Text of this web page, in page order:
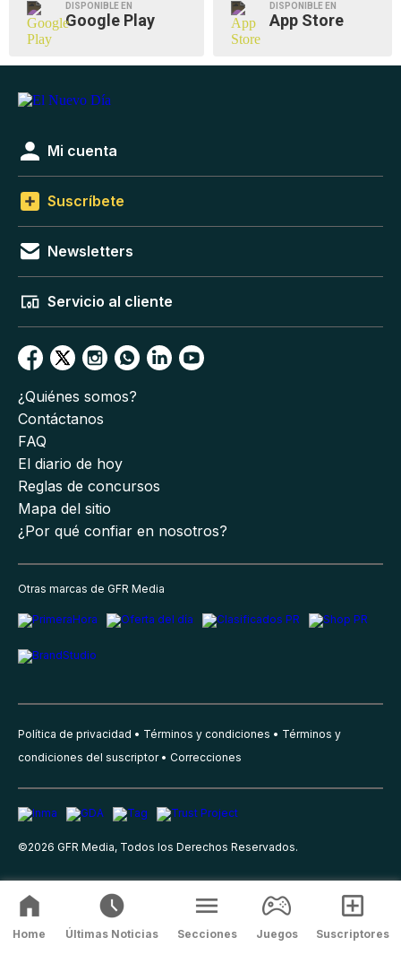
DISPONIBLE EN
Google Play
DISPONIBLE EN
App Store
Mi cuenta
Suscríbete
Newsletters
Servicio al cliente
¿Quiénes somos?
Contáctanos
FAQ
El diario de hoy
Reglas de concursos
Mapa del sitio
¿Por qué confiar en nosotros?
Otras marcas de GFR Media
Política de privacidad Términos y condiciones
Términos y
condiciones del suscriptor
Correcciones
©2026 GFR Media, Todos los Derechos Reservados.
Home Últimas Noticias Secciones Juegos Suscriptores